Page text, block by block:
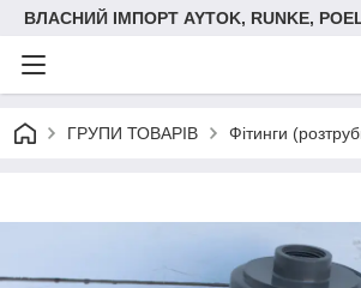
ВЛАСНИЙ ІМПОРТ AYTOK, RUNKE,
ГРУПИ ТОВАРІВ Фітинги